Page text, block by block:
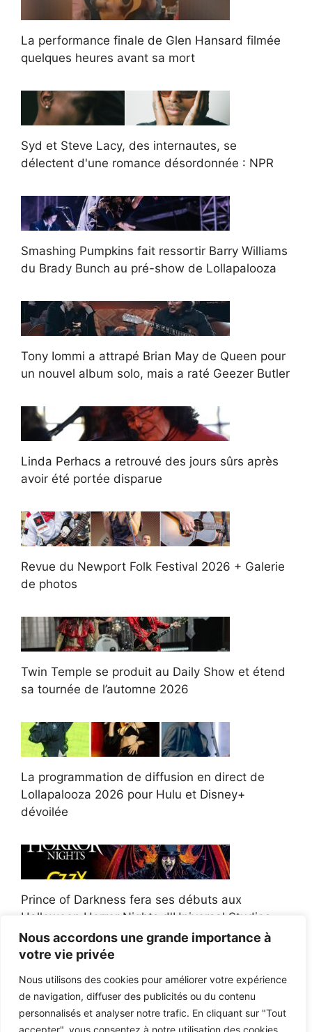
Nous accordons une grande importance à
votre vie privée
Nous utilisons des cookies pour améliorer votre expérience
de navigation, diffuser des publicités ou du contenu
personnalisés et analyser notre trafic. En cliquant sur "Tout
accepter", vous consentez à notre utilisation des cookies.
La performance finale de Glen Hansard filmée
quelques heures avant sa mort
Syd et Steve Lacy, des internautes, se
délectent d'une romance désordonnée : NPR
Smashing Pumpkins fait ressortir Barry Williams
du Brady Bunch au pré-show de Lollapalooza
Tony Iommi a attrapé Brian May de Queen pour
un nouvel album solo, mais a raté Geezer Butler
Linda Perhacs a retrouvé des jours sûrs après
avoir été portée disparue
Revue du Newport Folk Festival 2026 + Galerie
de photos
Twin Temple se produit au Daily Show et étend
sa tournée de l’automne 2026
La programmation de diffusion en direct de
Lollapalooza 2026 pour Hulu et Disney+
dévoilée
Prince of Darkness fera ses débuts aux
Halloween Horror Nights d'Universal Studios
Afroman poursuit un policier de l'Ohio après la
victoire du jury en diffamation